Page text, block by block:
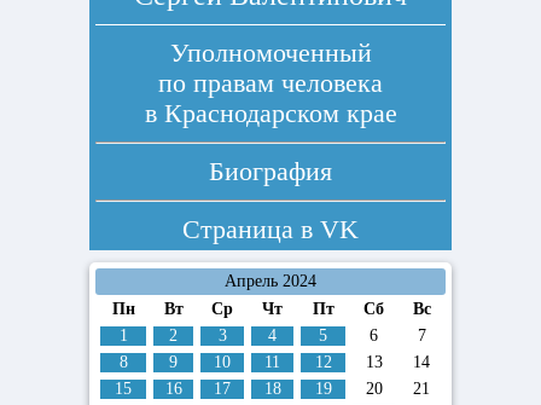
Уполномоченный
по правам человека
в Краснодарском крае
Биография
Страница в VK
Апрель 2024
Пн
Вт Ср Чт Пт Сб
Вс
1
2 3 4 5 6
7
8
9 10 11 12 13
14
15
16 17 18 19 20
21